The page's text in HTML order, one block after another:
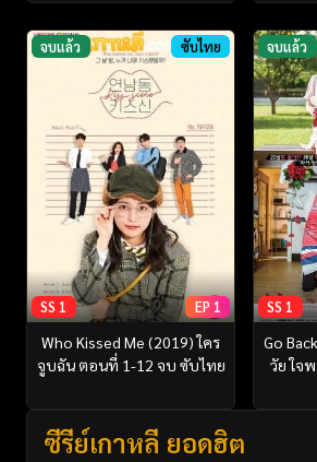
จบแล้ว ซับไทย
SS 1 EP 1
Who Kissed Me (2019) ใคร
จูบฉัน ตอนที่ 1-12 จบ ซับไทย
จบแล้ว
SS 1
Go
วัย ใจ
ซีรี่ย์เกาหลี ยอดฮิต